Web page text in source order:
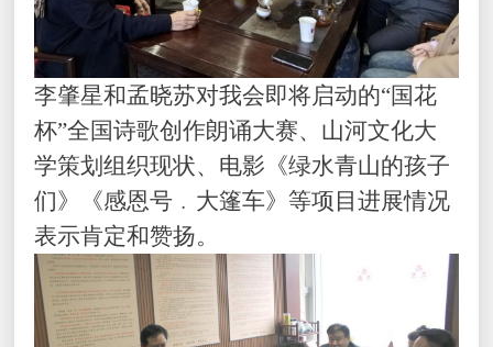
李肇星和孟晓苏对我会即将启动的“国花
杯”全国诗歌创作朗诵大赛、山河文化大
学策划组织现状、电影《绿水青山的孩子
们》《感恩号﹒大篷车》等项目进展情况
表示肯定和赞扬。